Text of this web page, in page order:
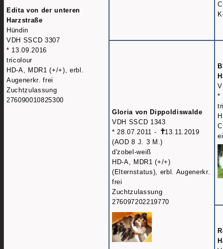
Edita von der unteren
Harzstraße
Hündin
VDH SSCD 3307
* 13.09.2016
tricolour
HD-A, MDR1 (+/+), erbl.
Augenerkr. frei
Zuchtzulassung
276090010825300
Gloria von Dippoldiswalde
VDH SSCD 1343
* 28.07.2011 -
13.11.2019
(AOD 8 J. 3 M.)
d'zobel-weiß
HD-A, MDR1 (+/+)
(Elternstatus), erbl. Augenerkr.
frei
Zuchtzulassung
276097202219770
*